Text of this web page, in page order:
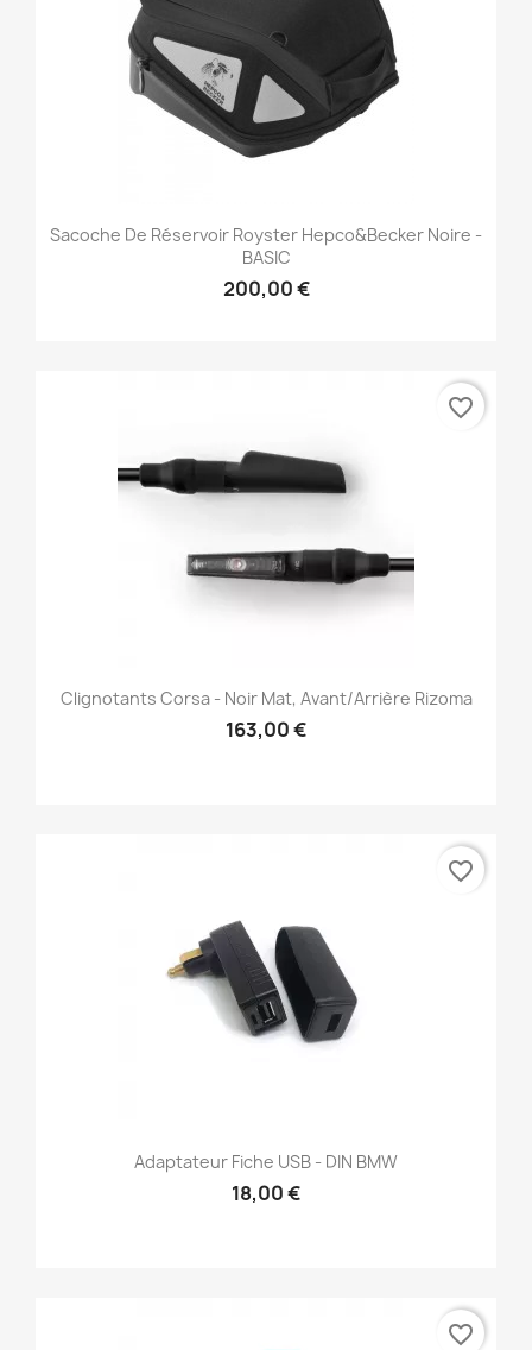
Sacoche De Réservoir Royster Hepco&Becker Noire -
BASIC
200,00 €
Clignotants Corsa - Noir Mat, Avant/Arrière Rizoma
163,00 €
favorite_border
Adaptateur Fiche USB - DIN BMW
18,00 €
favorite_border
favorite_border